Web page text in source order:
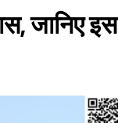
जानिए इस